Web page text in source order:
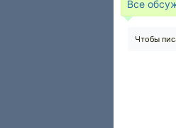
Все
Чтобы